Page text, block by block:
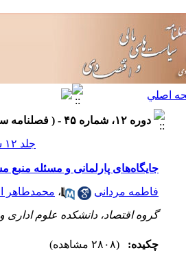
دوره ۱۲، شماره ۴۵ - ( فصلنامه سیاست های مالی و اقتصادی ۱۴۰۳ )
جلد ۱۲ شماره ۴۵ صفحات ۳۷-۷
جایگاه‌های پارلمانی و مسئله
فاطمه مردانی ، محمدطاهر
گروه اقتصاد، دانشکده علوم اداری
چکیده: (۲۸۰۸ مشاهده)